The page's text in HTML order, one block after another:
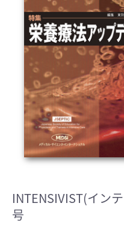
INTENSIVIST(イン
号